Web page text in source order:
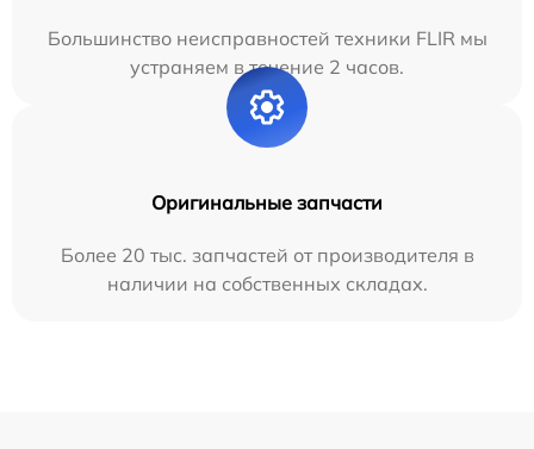
Большинство неисправностей техники FLIR мы
устраняем в течение 2 часов.
Оригинальные запчасти
Более 20 тыс. запчастей от производителя в
наличии на собственных складах.